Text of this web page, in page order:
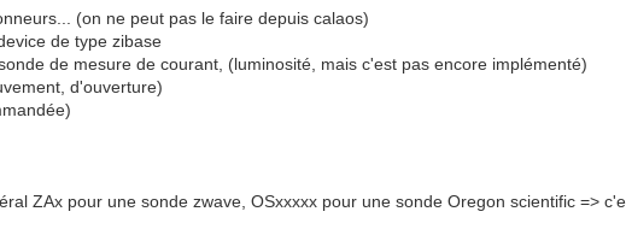
(on ne peut pas le faire depuis calaos)
de type zibase
de mesure de courant, (luminosité, mais c'est pas encore implémenté)
d'ouverture)
ZAx pour une sonde zwave, OSxxxxx pour une sonde Oregon scientific =>